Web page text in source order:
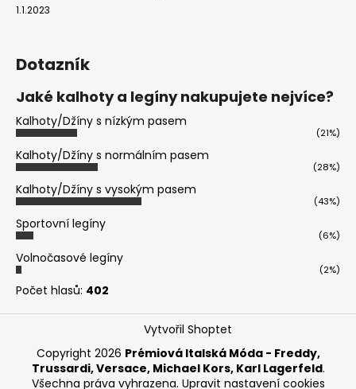
1.1.2023
Dotazník
Jaké kalhoty a legíny nakupujete nejvíce?
Kalhoty/Džíny s nízkým pasem
(21%)
Kalhoty/Džíny s normálním pasem
(28%)
Kalhoty/Džíny s vysokým pasem
(43%)
Sportovní legíny
(6%)
Volnočasové legíny
(2%)
Počet hlasů: 402
Vytvořil Shoptet
Copyright 2026 Prémiová Italská Móda - Freddy,
Trussardi, Versace, Michael Kors, Karl Lagerfeld.
Všechna práva vyhrazena. Upravit nastavení cookies